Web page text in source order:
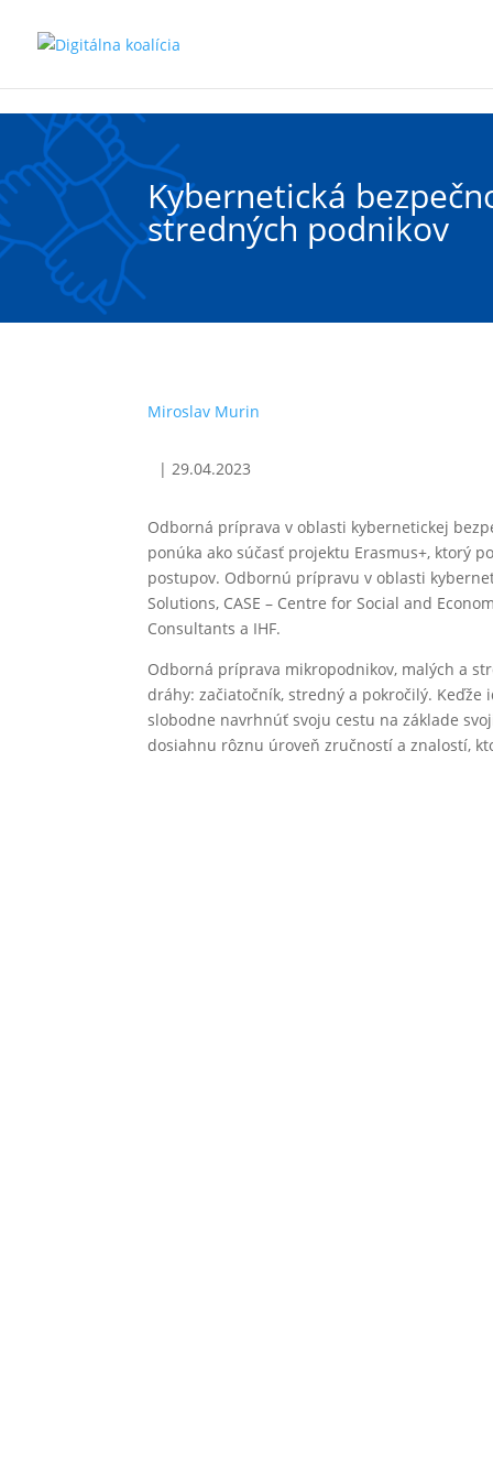
Kybernetická
stredných podnikov
Miroslav Murin
|29.04.2023
Odborná príprava v oblasti kybernetickej
ponúka ako súčasť projektu Erasmus+, ktorý
postupov. Odbornú prípravu v oblasti
Solutions, CASE – Centre for Social and
Consultants a IHF.
Odborná príprava mikropodnikov, malých a
dráhy: začiatočník, stredný a pokročilý. Keďže
slobodne navrhnúť svoju cestu na základe
dosiahnu rôznu úroveň zručností a znalostí,